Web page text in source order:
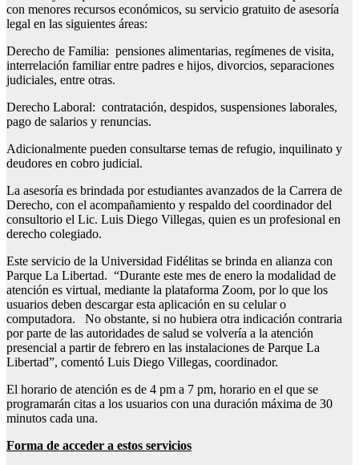
con menores recursos económicos, su servicio gratuito de asesoría
legal en las siguientes áreas:
Derecho de Familia: pensiones alimentarias, regímenes de visita,
interrelación familiar entre padres e hijos, divorcios, separaciones
judiciales, entre otras.
Derecho Laboral: contratación, despidos, suspensiones laborales,
pago de salarios y renuncias.
Adicionalmente pueden consultarse temas de refugio, inquilinato y
deudores en cobro judicial.
La asesoría es brindada por estudiantes avanzados de la Carrera de
Derecho, con el acompañamiento y respaldo del coordinador del
consultorio el Lic. Luis Diego Villegas, quien es un profesional en
derecho colegiado.
Este servicio de la Universidad Fidélitas se brinda en alianza con
Parque La Libertad. “Durante este mes de enero la modalidad de
atención es virtual, mediante la plataforma Zoom, por lo que los
usuarios deben descargar esta aplicación en su celular o
computadora. No obstante, si no hubiera otra indicación contraria
por parte de las autoridades de salud se volvería a la atención
presencial a partir de febrero en las instalaciones de Parque La
Libertad”, comentó Luis Diego Villegas, coordinador.
El horario de atención es de 4 pm a 7 pm, horario en el que se
programarán citas a los usuarios con una duración máxima de 30
minutos cada una.
Forma de acceder a estos servicios